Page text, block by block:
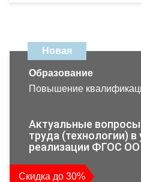
Новая
Образование
Повышение
Актуальные
труда (технологии) в
реализации ФГОС ОО
Скидка до 30%